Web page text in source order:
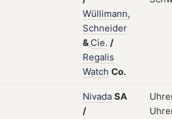
Wüllimann,
Schneider
& Cie. /
Regalis
Watch Co.
Nivada SA
/